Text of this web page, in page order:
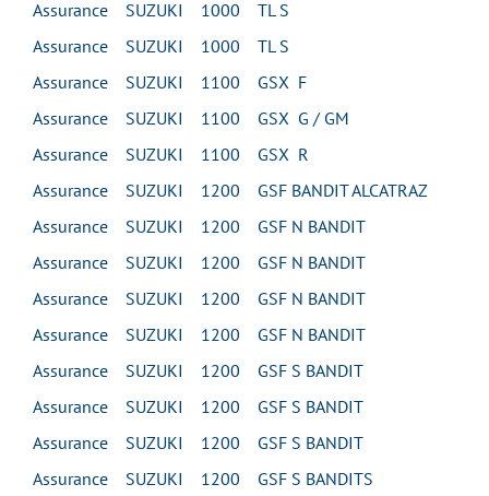
Assurance SUZUKI 1000 TL S
Assurance SUZUKI 1000 TL S
Assurance SUZUKI 1100 GSX F
Assurance SUZUKI 1100 GSX G / GM
Assurance SUZUKI 1100 GSX R
Assurance SUZUKI 1200 GSF BANDIT ALCATRAZ
Assurance SUZUKI 1200 GSF N BANDIT
Assurance SUZUKI 1200 GSF N BANDIT
Assurance SUZUKI 1200 GSF N BANDIT
Assurance SUZUKI 1200 GSF N BANDIT
Assurance SUZUKI 1200 GSF S BANDIT
Assurance SUZUKI 1200 GSF S BANDIT
Assurance SUZUKI 1200 GSF S BANDIT
Assurance SUZUKI 1200 GSF S BANDITS